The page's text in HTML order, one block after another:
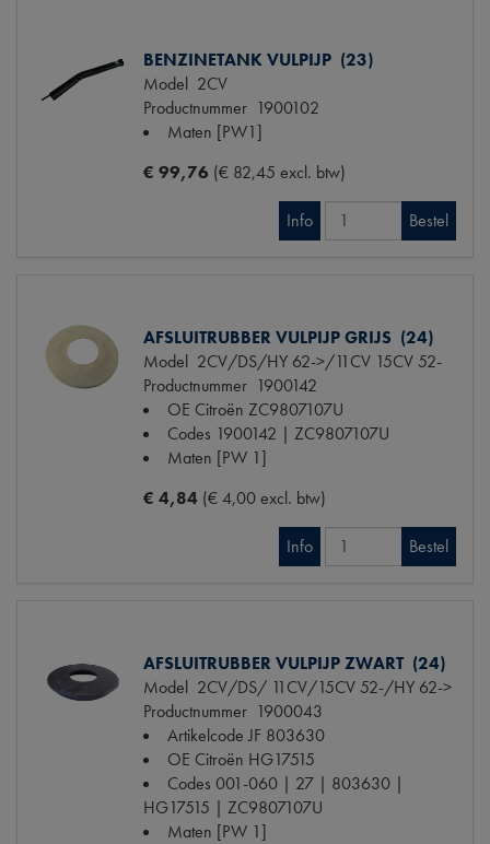
BENZINETANK VULPIJP (23)
Model 2CV
Productnummer 1900102
Maten [PW1]
€ 99,76 (€ 82,45 excl. btw)
Info Bestel
AFSLUITRUBBER VULPIJP GRIJS (24)
Model 2CV/DS/HY 62->/11CV 15CV 52-
Productnummer 1900142
OE Citroën ZC9807107U
Codes 1900142 | ZC9807107U
Maten [PW 1]
€ 4,84 (€ 4,00 excl. btw)
Info Bestel
AFSLUITRUBBER VULPIJP ZWART (24)
Model 2CV/DS/ 11CV/15CV 52-/HY 62->
Productnummer 1900043
Artikelcode JF 803630
OE Citroën HG17515
Codes 001-060 | 27 | 803630 |
HG17515 | ZC9807107U
Maten [PW 1]